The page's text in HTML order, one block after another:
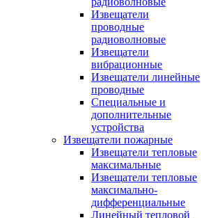
Извещатели
проводные
радиоволновые
Извещатели
вибрационные
Извещатели линейные
проводные
Специальные и
дополнительные
устройства
Извещатели пожарные
Извещатели тепловые
максимальные
Извещатели тепловые
максимально-
дифференциальные
Линейный тепловой